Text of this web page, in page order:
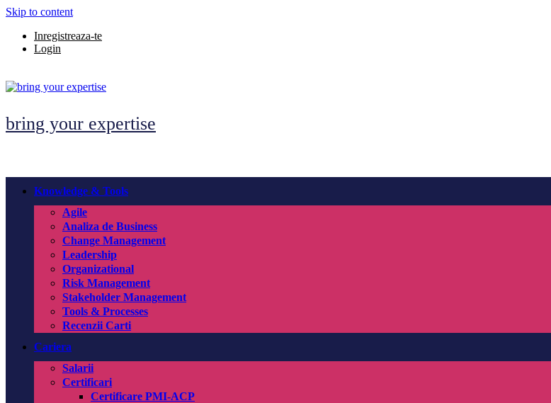
Skip to content
Inregistreaza-te
Login
bring your expertise
Knowledge & Tools
Agile
Analiza de Business
Change Management
Leadership
Organizational
Risk Management
Stakeholder Management
Tools & Processes
Recenzii Carti
Cariera
Salarii
Certificari
Certificare PMI-ACP